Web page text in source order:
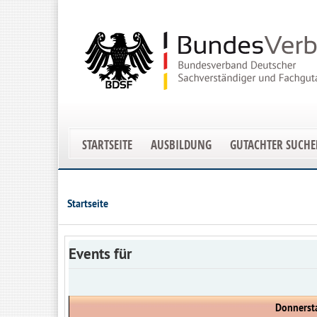
STARTSEITE AUSBILDUNG GUTACHTER
Startseite
Events für